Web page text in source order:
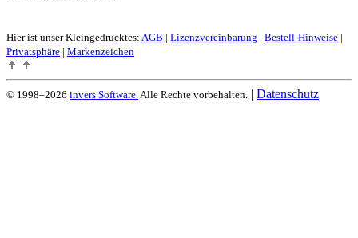
Hier ist unser Kleingedrucktes: AGB | Lizenzvereinbarung | Bestell-Hinweise |
Privatsphäre | Markenzeichen
© 1998–2026 invers Software. Alle Rechte vorbehalten. | Datenschutz